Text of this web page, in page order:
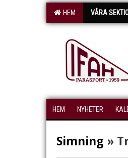
HEM VÅRA
HEM NYHETER
Simning »